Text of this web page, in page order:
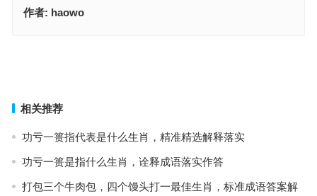
作者: haowo
相关推荐
功亏一篑指代表是什么生肖，精准精选解释落实
功亏一篑是指什么生肖，诠释成语落实作答
打包三个牛肉包，四个馒头打一最佳生肖，标准成语答案解